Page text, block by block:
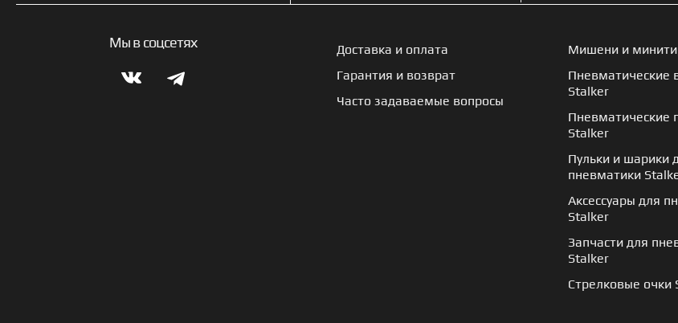
Мы в соцсетях
Доставка и оплата
Гарантия и возврат
Часто задаваемые вопросы
Мишени и
Пневматические
Stalker
Пневматические
Stalker
Пульки и шарики
пневматики
Аксессуары для
Stalker
Запчасти для
Stalker
Стрелковые очки